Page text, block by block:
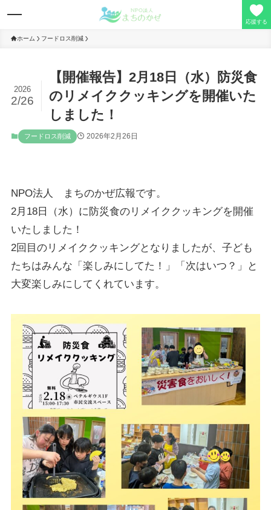
理事長の想い
事業活動
定款/事業報告
お問い合わせ
応援する
応援する
ホーム フードロス削減
【開催報告】2月18日（水）防災食
のリメイククッキングを開催いた
しました！
2026
2/26
フードロス削減 2026年2月26日
NPO法人 まちのかぜ広報です。
2月18日（水）に防災食のリメイククッキングを開催
いたしました！
2回目のリメイククッキングとなりましたが、子ども
たちはみんな「楽しみにしてた！」「次はいつ？」と
大変楽しみにしてくれています。